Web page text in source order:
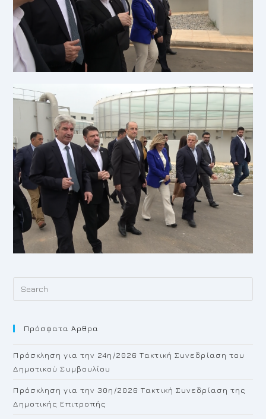
Πρόσφατα Άρθρα
Πρόσκληση για την 24η/2026 Τακτική Συνεδρίαση του
Δημοτικού Συμβουλίου
Πρόσκληση για την 30η/2026 Τακτική Συνεδρίαση της
Δημοτικής Επιτροπής